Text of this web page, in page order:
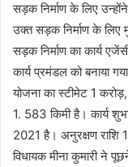
सड़क निर्माण के लिए
उक्त सड़क निर्माण के लिए
सड़क निर्माण का कार्य
कार्य प्रमंडल को बनाया
योजना का स्टीमेट 1
1. 583 किमी है। कार्य
2021 है। अनुरक्षण राशि
विधायक मीना कुमारी ने